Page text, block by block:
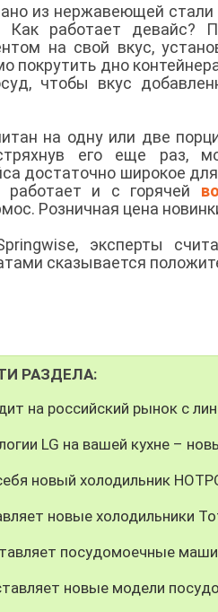
из нержавеющей
Как работает девайс?
на свой вкус,
покрутить дно
чтобы вкус
на одну или две
его еще раз,
достаточно широкое
работает и с горячей
Розничная цена
эксперты
сказывается
РАЗДЕЛА:
на российский рынок с
LG на вашей кухне –
новый холодильник
новые холодильники
посудомоечные
новые модели